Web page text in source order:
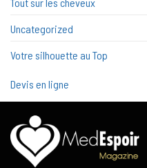
Tout sur les cheveux
Uncategorized
Votre silhouette au Top
Devis en ligne